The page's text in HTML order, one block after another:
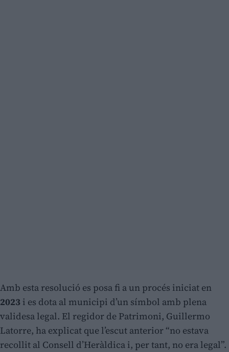
Amb esta resolució es posa fi a un procés iniciat en
2023 i es dota al municipi d’un símbol amb plena
validesa legal. El regidor de Patrimoni, Guillermo
Latorre, ha explicat que l’escut anterior “no estava
recollit al Consell d’Heràldica i, per tant, no era legal”.